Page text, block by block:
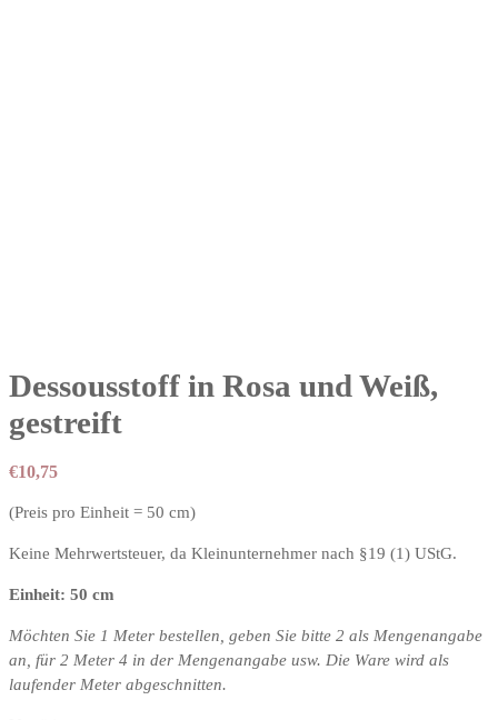
Dessousstoff in Rosa und Weiß,
gestreift
€10,75
(Preis pro Einheit = 50 cm)
Keine Mehrwertsteuer, da Kleinunternehmer nach §19 (1) UStG.
Einheit: 50 cm
Möchten Sie 1 Meter bestellen, geben Sie bitte 2 als Mengenangabe
an, für 2 Meter 4 in der Mengenangabe usw. Die Ware wird als
laufender Meter abgeschnitten.